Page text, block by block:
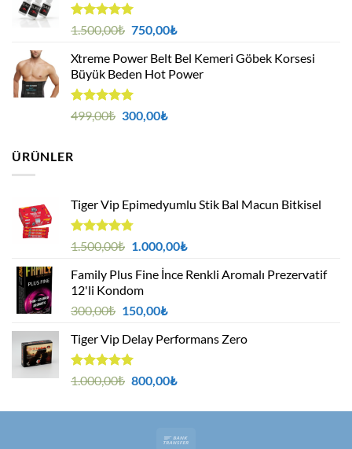
5 üzerinden
oy
aldı
1.500,00₺ Orijinal
1.500,00₺.
750,00₺Şu
fiyat:
750,00₺.
Xtreme Power Belt Bel Kemeri Göbek Korsesi
Büyük Beden Hot Power
5 üzerinden
oy
499,00₺ Orijinal
300,00₺Şu
ÜRÜNLER
Tiger Vip Epimedyumlu Stik Bal Macun Bitkisel
5
üzerinden
4.75
oy
aldı
1.500,00₺ Orijinal
1.500,00₺.
1.000,00₺Şu
fiyat:
Family Plus Fine İnce Renkli Aromalı Prezervatif
12'li Kondom
300,00₺ Orijinal
300,00₺.
150,00₺Şu
fiyat:
Tiger Vip Delay Performans Zero
5 üzerinden
oy
1.000,00₺ Orijinal
1.000,00₺.
800,00₺Şu
fiyat: